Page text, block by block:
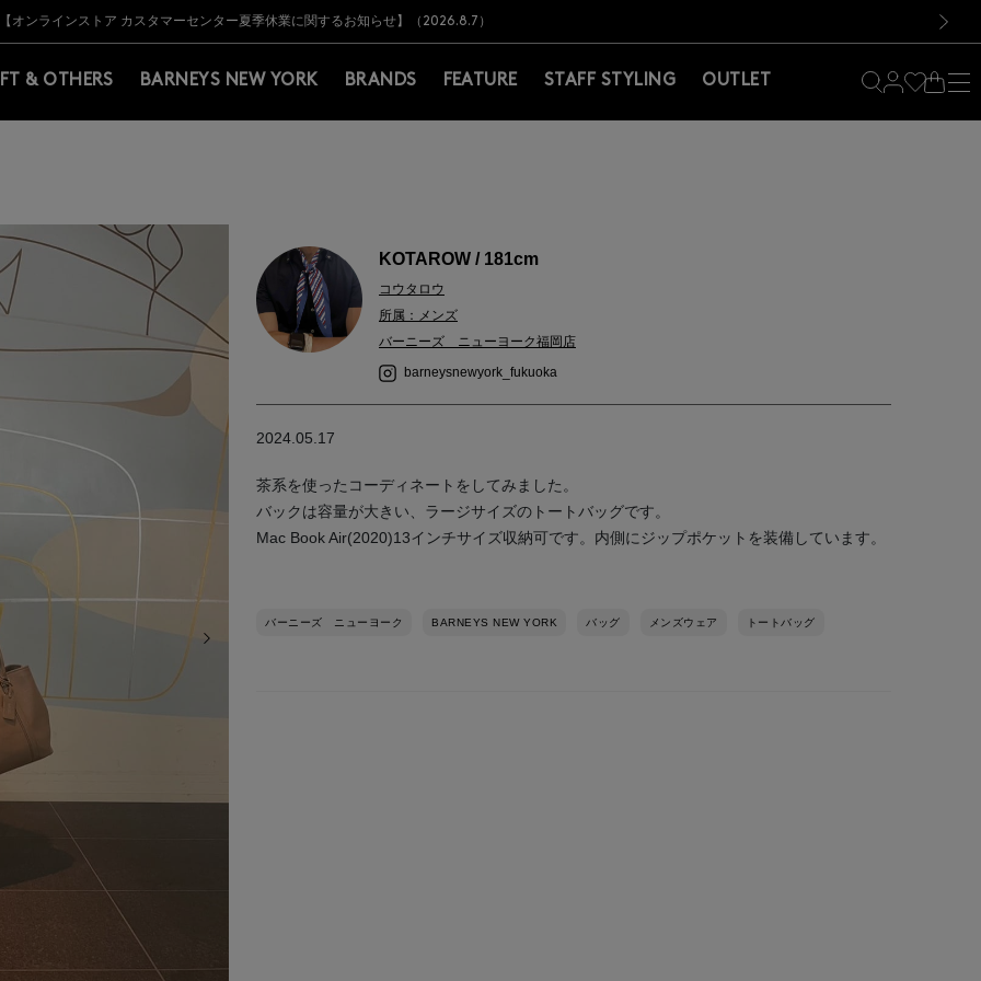
BARNEYS＞会員のお客様は11,000円（税込）以上のお買上げで常時送料無料！お買い物の際は会員登録を！
【夏季休業に伴う出荷一時停止のお知らせ】(2026.8.7)
【オンラインストア カスタマーセンター夏季休業に関するお知らせ】（2026.8.7）
【夏季休業に伴う返品・交換承り一時停止のお知らせ】（2026.8.5）
熊本県を中心とした地震の影響によるお荷物のお届けについて
【開催中】SUMMER SALEのご案内・ご注意事項
BARNEYS＞会員のお客様は11,000円（税込）以上のお買上げで常時送料無料！お買い物の際は会員登録を！
【夏季休業に伴う出荷一時停止のお知らせ】(2026.8.7)
& OTHERS BARNEYS NEW YORK BRANDS FEATURE STAFF STYLING OUTLET
KOTAROW / 181cm
コウタロウ
所属：メンズ
バーニーズ ニューヨーク福岡店
barneysnewyork_fukuoka
2024.05.17
茶系を使ったコーディネートをしてみました。
バックは容量が大きい、ラージサイズのトートバッグです。
Mac Book Air(2020)13インチサイズ収納可です。内側にジップポケットを装備しています。
バーニーズ ニューヨーク BARNEYS NEW YORK バッグ メンズウェア トートバッグ